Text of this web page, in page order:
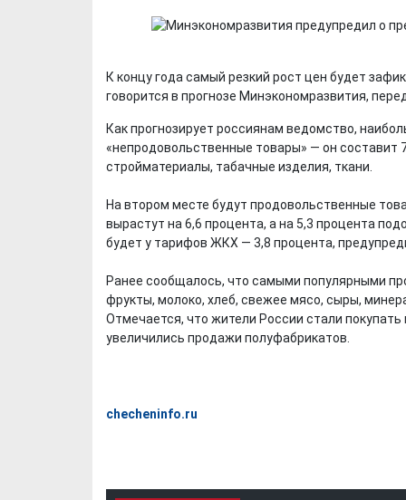
К концу года самый резкий рост цен будет
говорится в прогнозе Минэкономразвития,
Как прогнозирует россиянам ведомство,
«непродовольственные товары» — он составит
стройматериалы, табачные изделия, ткани.
На втором месте будут продовольственные
вырастут на 6,6 процента, а на 5,3 процента
будет у тарифов ЖКХ — 3,8 процента,
Ранее сообщалось, что самыми популярными
фрукты, молоко, хлеб, свежее мясо, сыры,
Отмечается, что жители России стали
увеличились продажи полуфабрикатов.
checheninfo.ru